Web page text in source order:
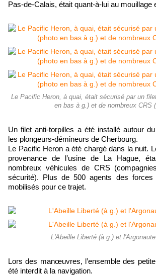
Pas-de-Calais, était quant-à-lui au mouillage
Le Pacific Heron, à quai, était sécurisé par un
en bas à g.) et de nombreux CRS
Un filet anti-torpilles a été installé autour
les plongeurs-démineurs de Cherbourg.
Le Pacific Heron a été chargé dans la nuit.
provenance de l’usine de La Hague,
nombreux véhicules de CRS
sécurité). Plus de 500 agents des forces
mobilisés pour ce trajet.
L'Abeille Liberté (à g.) et
Lors des manœuvres, l’ensemble des
été interdit à la navigation.